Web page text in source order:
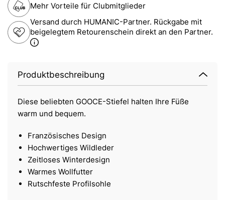
Mehr Vorteile für Clubmitglieder
Versand durch HUMANIC-Partner. Rückgabe mit
beigelegtem Retourenschein direkt an den Partner.
Produktbeschreibung
Diese beliebten GOOCE-Stiefel halten Ihre Füße
warm und bequem.
Französisches Design
Hochwertiges Wildleder
Zeitloses Winterdesign
Warmes Wollfutter
Rutschfeste Profilsohle